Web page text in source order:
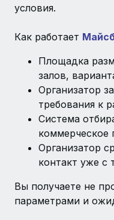
условия.
Как работает
Площадка
залов,
Организатор
требования к
Система
Организатор
контакт уже с
Вы получаете не
параметрами и